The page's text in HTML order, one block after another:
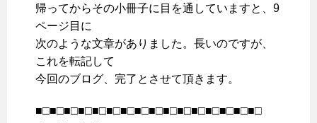
帰ってからその小冊子に目を通していますと、9
ページ目に
次のような文章がありました。長いのですが、
これを転記して
今回のブログ、完了とさせて頂きます。
■□■□■□■□■□■□■□■□■□■□■□■□■□■□■□■□